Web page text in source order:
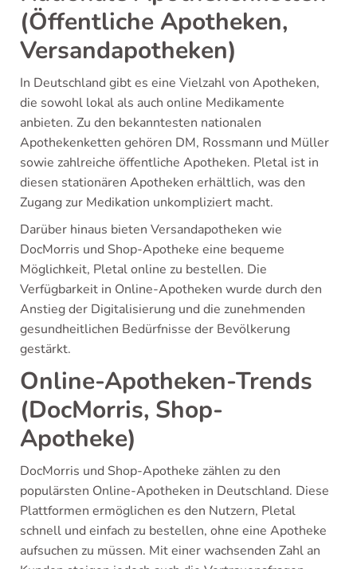
(Öffentliche Apotheken,
Versandapotheken)
In Deutschland gibt es eine Vielzahl von Apotheken,
die sowohl lokal als auch online Medikamente
anbieten. Zu den bekanntesten nationalen
Apothekenketten gehören DM, Rossmann und Müller
sowie zahlreiche öffentliche Apotheken. Pletal ist in
diesen stationären Apotheken erhältlich, was den
Zugang zur Medikation unkompliziert macht.
Darüber hinaus bieten Versandapotheken wie
DocMorris und Shop-Apotheke eine bequeme
Möglichkeit, Pletal online zu bestellen. Die
Verfügbarkeit in Online-Apotheken wurde durch den
Anstieg der Digitalisierung und die zunehmenden
gesundheitlichen Bedürfnisse der Bevölkerung
gestärkt.
Online-Apotheken-Trends
(DocMorris, Shop-
Apotheke)
DocMorris und Shop-Apotheke zählen zu den
populärsten Online-Apotheken in Deutschland. Diese
Plattformen ermöglichen es den Nutzern, Pletal
schnell und einfach zu bestellen, ohne eine Apotheke
aufsuchen zu müssen. Mit einer wachsenden Zahl an